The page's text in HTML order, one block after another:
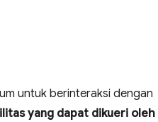
untuk berinteraksi dengan
yang dapat dikueri oleh